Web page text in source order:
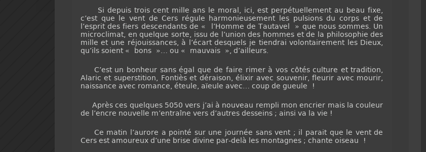
Si depuis trois cent mille ans le moral, ici, est perpétuellement au beau fixe,
c’est que le vent de Cers régule harmonieusement les pulsions du corps et de
l’esprit des fiers descendants de « l’Homme de Tautavel » que nous sommes. Un
microclimat, en quelque sorte, issu de l’union des hommes et de la philosophie des
mille et une réjouissances, à l’écart desquels je tiendrai volontairement les Dieux,
qu’ils soient « bons »… ou « mauvais », d’ailleurs.
C’est un bonheur sans égal que de faire rimer à vos côtés culture et tradition,
Alaric et superstition, Fontiès et déraison, élixir avec souvenir, fleurir avec mourir,
naissance avec romance, éteule, aïeule avec… coup de gueule !
Après ces quelques 5050 vers j’ai à nouveau rempli mon encrier mais la couleur
de l’encre nouvelle m’entraîne vers d’autres desseins ; ainsi va la vie !
Ce matin l’aurore a pointé sur une journée sans vent ; il parait que le vent de
Cers est amoureux d’une brise divine par-delà les montagnes ; chante oiseau !